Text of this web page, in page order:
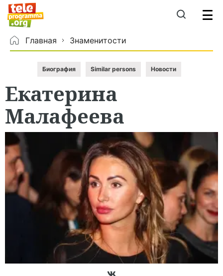
Главная Знаменитости
Биография Similar persons Новости
Екатерина
Малафеева